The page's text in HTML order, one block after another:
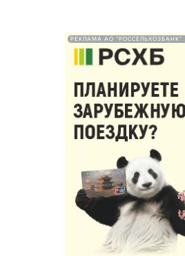
РЕКЛАМА АО "РОССЕЛЬХОЗБАНК".